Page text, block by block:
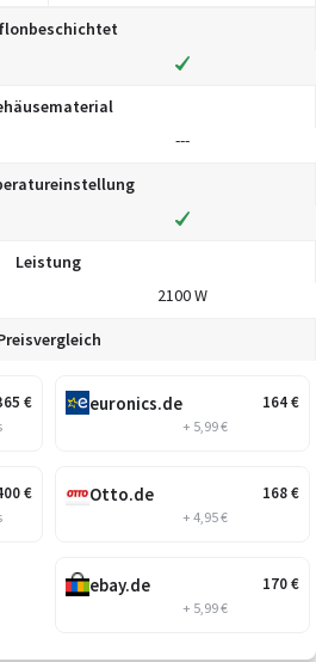
---
Leistung
2100 W
€
€
164€
euronics.de
+ 5,99 €
168€
Otto.de
+ 4,95 €
170€
ebay.de
+ 5,99 €